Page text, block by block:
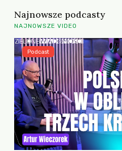
Najnowsze podcasty
NAJNOWSZE VIDEO
Podcast